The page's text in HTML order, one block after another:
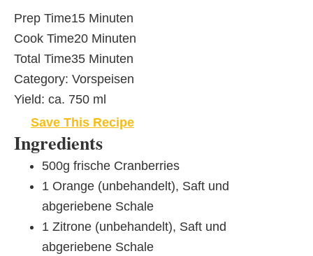
Prep Time15 Minuten
Cook Time20 Minuten
Total Time35 Minuten
Category: Vorspeisen
Yield: ca. 750 ml
Save This Recipe
Ingredients
500g frische Cranberries
1 Orange (unbehandelt), Saft und
abgeriebene Schale
1 Zitrone (unbehandelt), Saft und
abgeriebene Schale